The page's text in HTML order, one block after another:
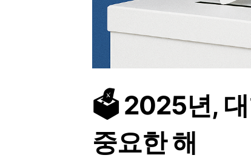
🗳️ 2025년, 대
중요한 해